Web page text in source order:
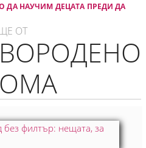
ДА НАУЧИМ ДЕЦАТА ПРЕДИ ДА
ОТ